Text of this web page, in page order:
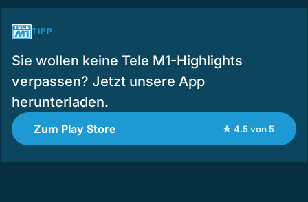
TIPP
Sie wollen keine Tele M1-Highlights
verpassen? Jetzt unsere App
herunterladen.
Zum Play Store ★ 4.5 von 5